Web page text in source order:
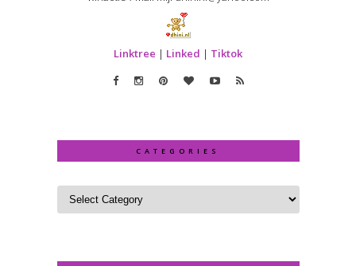
Linktree | Linked | Tiktok
CATEGORIES